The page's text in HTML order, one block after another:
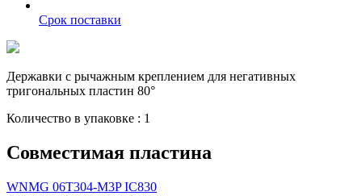
Срок поставки
Державки с рычажным креплением для негативных
тригональных пластин 80°
Количество в упаковке : 1
Совместимая пластина
WNMG 06T304-M3P IC830